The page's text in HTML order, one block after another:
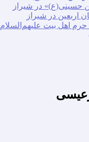
حسینی(ع)» در شیراز
اربعین در شیراز
اهل بیت علیهم‌السلام